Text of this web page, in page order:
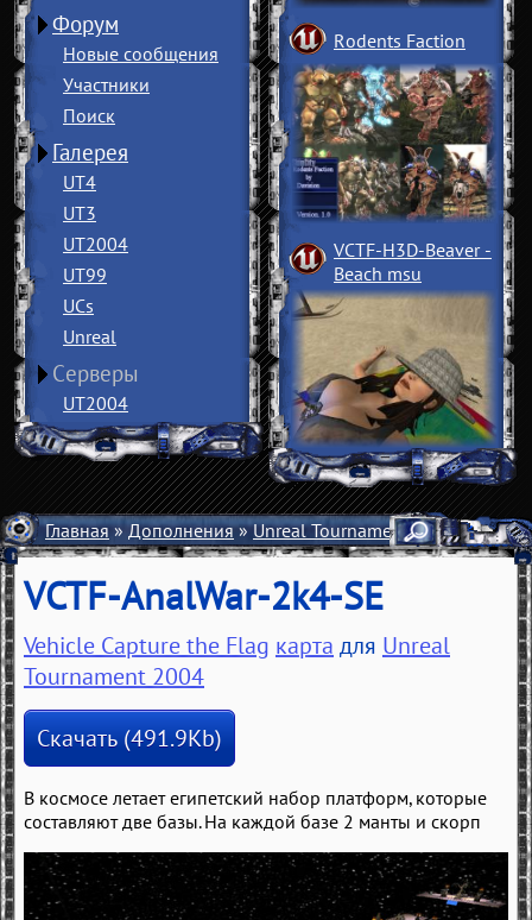
Форум
Новые сообщения
Участники
Поиск
Галерея
UT4
UT3
UT2004
UT99
UCs
Unreal
Серверы
UT2004
Rodents Faction
VCTF-H3D-Beaver ­
Beach msu
Главная»Дополнения»Unreal Tournament 2004»Карты
VCTF-AnalWar-2k4-SE
Vehicle Capture the Flag карта для Unreal
Tournament 2004
Скачать (491.9Kb)
В космосе летает египетский набор платформ, которые
составляют две базы. На каждой базе 2 манты и скорп